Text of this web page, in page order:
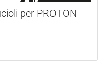
per PROTON